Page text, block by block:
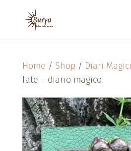
Home / Shop / Diari Magici
fate – diario magico